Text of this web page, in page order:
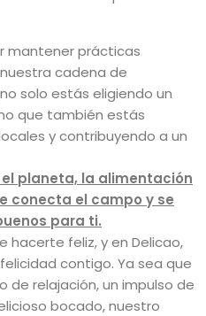
mantener prácticas
cadena de
solo estás eligiendo un
que también estás
y contribuyendo a un
planeta, la alimentación
conecta el campo y se
para ti.
hacerte feliz, y en Delicao,
contigo. Ya sea que
relajación, un impulso de
bocado, nuestro